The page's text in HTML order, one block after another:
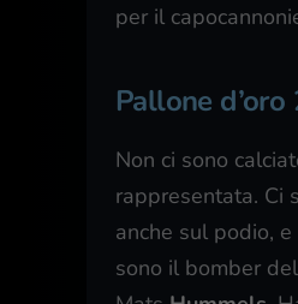
per il
Pallone
Non ci sono
rappresentata. Ci
anche sul podio,
sono il bomber